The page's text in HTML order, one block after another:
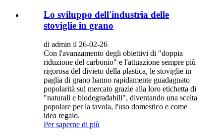
Lo sviluppo dell'industria delle
stoviglie in grano
di admin il 26-02-26
Con l'avanzamento degli obiettivi di "doppia
riduzione del carbonio" e l'attuazione sempre più
rigorosa del divieto della plastica, le stoviglie in
paglia di grano hanno rapidamente guadagnato
popolarità sul mercato grazie alla loro etichetta di
"naturali e biodegradabili", diventando una scelta
popolare per la tavola, l'uso domestico e come
idea regalo.
Per saperne di più